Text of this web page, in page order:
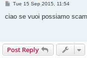
P
s
Tue 15 Sep 2015, 11:54
ciao se vuoi possiamo
Post Reply